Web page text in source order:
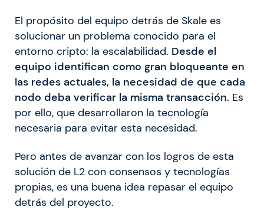
El propósito del equipo detrás de Skale es
solucionar un problema conocido para el
entorno cripto: la escalabilidad. Desde el
equipo identifican como gran bloqueante en
las redes actuales, la necesidad de que cada
nodo deba verificar la misma transacción. Es
por ello, que desarrollaron la tecnología
necesaria para evitar esta necesidad.
Pero antes de avanzar con los logros de esta
solución de L2 con consensos y tecnologías
propias, es una buena idea repasar el equipo
detrás del proyecto.